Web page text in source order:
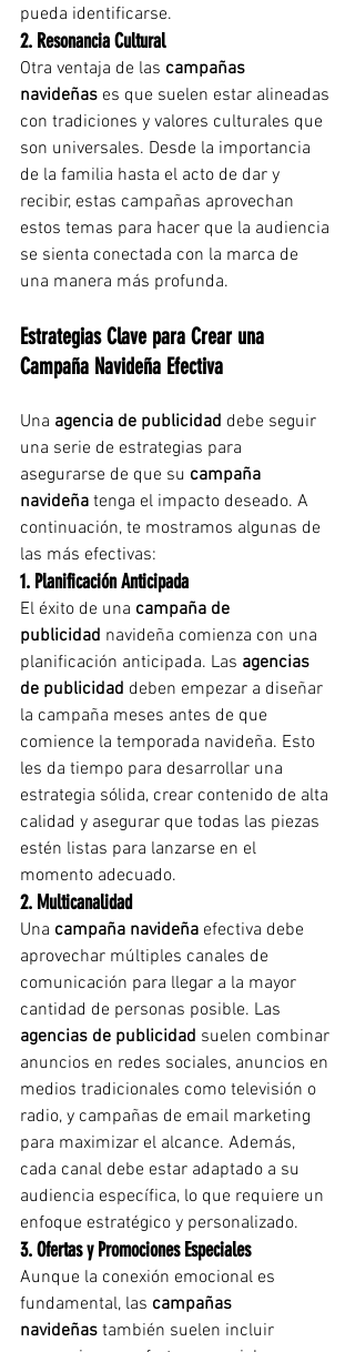
pueda identificarse.
2. Resonancia Cultural
Otra ventaja de las campañas
navideñas es que suelen estar alineadas
con tradiciones y valores culturales que
son universales. Desde la importancia
de la familia hasta el acto de dar y
recibir, estas campañas aprovechan
estos temas para hacer que la audiencia
se sienta conectada con la marca de
una manera más profunda.
Estrategias Clave para Crear una
Campaña Navideña Efectiva
Una agencia de publicidad debe seguir
una serie de estrategias para
asegurarse de que su campaña
navideña tenga el impacto deseado. A
continuación, te mostramos algunas de
las más efectivas:
1. Planificación Anticipada
El éxito de una campaña de
publicidad navideña comienza con una
planificación anticipada. Las agencias
de publicidad deben empezar a diseñar
la campaña meses antes de que
comience la temporada navideña. Esto
les da tiempo para desarrollar una
estrategia sólida, crear contenido de alta
calidad y asegurar que todas las piezas
estén listas para lanzarse en el
momento adecuado.
2. Multicanalidad
Una campaña navideña efectiva debe
aprovechar múltiples canales de
comunicación para llegar a la mayor
cantidad de personas posible. Las
agencias de publicidad suelen combinar
anuncios en redes sociales, anuncios en
medios tradicionales como televisión o
radio, y campañas de email marketing
para maximizar el alcance. Además,
cada canal debe estar adaptado a su
audiencia específica, lo que requiere un
enfoque estratégico y personalizado.
3. Ofertas y Promociones Especiales
Aunque la conexión emocional es
fundamental, las campañas
navideñas también suelen incluir